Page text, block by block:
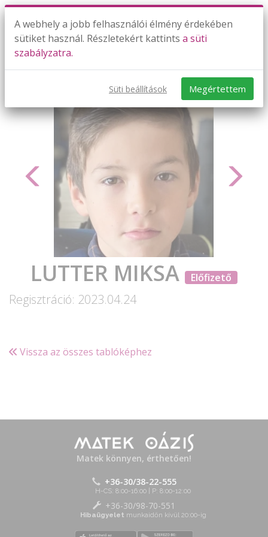
LUTTER MIKSA Előfizető
Regisztráció: 2023.04.24
Vissza az összes tablóképhez
Matek könnyen, érthetően!
+36-30/38-22-555
H-CS: 8:00-16:00 | P: 8:00-12:00
+36-30/98-70-551
Hibaügyelet munkaidőn kívül 20:00-ig
A webhely a jobb felhasználói élmény érdekében
sütiket használ. Részletekért kattints a süti
szabályzatra.
Süti beállítások Megértettem